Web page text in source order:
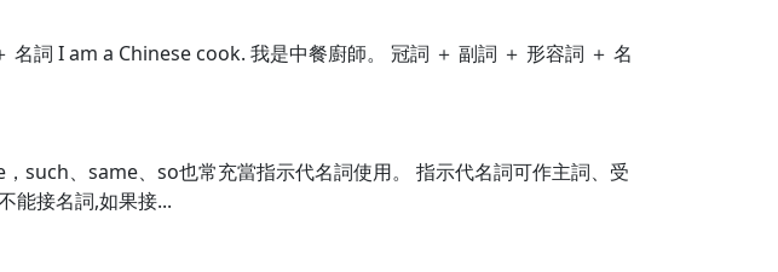
詞 I am a Chinese cook. 我是中餐廚師。 冠詞 ＋ 副詞 ＋ 形容詞 ＋ 名
such、same、so也常充當指示代名詞使用。 指示代名詞可作主詞、受
能接名詞,如果接...